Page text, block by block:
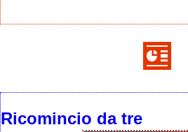
Ricomincio da tre